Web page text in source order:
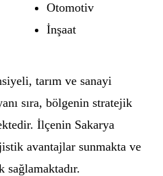
Otomotiv
İnşaat
tarım ve sanayi
sıra, bölgenin stratejik
İlçenin Sakarya
avantajlar sunmakta ve
sağlamaktadır.